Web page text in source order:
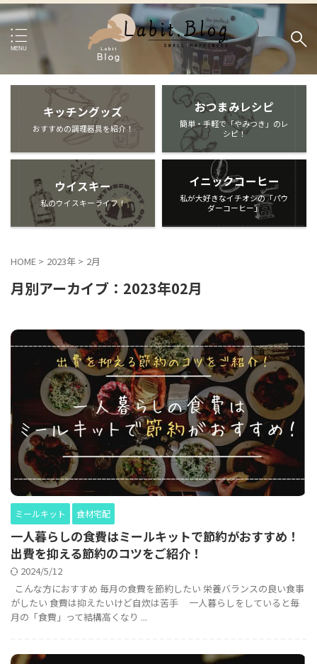
キッチングッズ
おすすめの調理器具を紹介！
おつまみレシピ
簡単・手軽で「やみつき」のレ
シピ！
ウイスキー
私のウイスキーライフ！
イニックコーヒー
私が大好きなイチオシの「パウ
ダーコーヒー」
HOME > 2023年 > 2月
月別アーカイブ：2023年02月
ミールキット 食材宅配
一人暮らしの食費はミールキットで節約がおすすめ！
出費を抑える節約のコツをご紹介！
2024/5/12
こんな方におすすめ 毎月の食費を節約したい 栄養バランスの良い食事
がしたい 食費は抑えたいけど自炊は苦手 一人暮らしをしていると毎
月の「食費」って結構高くなり ...